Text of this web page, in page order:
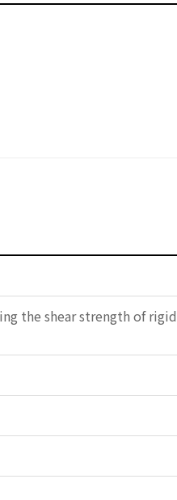
the shear strength of